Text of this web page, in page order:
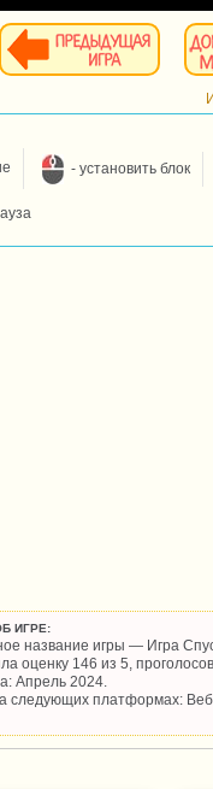
- установить блок
ИГРЕ:
название игры — Игра
оценку 146 из 5,
Апрель 2024.
следующих платформах: